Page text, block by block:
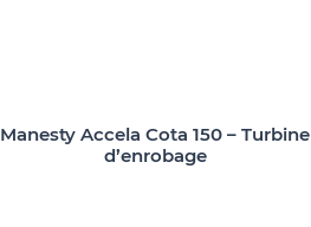
Manesty Accela Cota 150 – Turbine
d’enrobage